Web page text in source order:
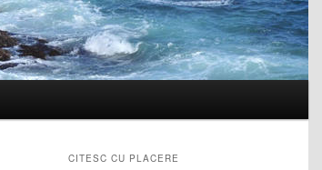
CITESC CU PLACERE